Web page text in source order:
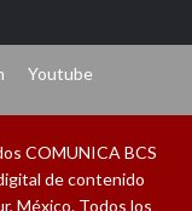
Youtube
COMUNICA BCS
de contenido
México. Todos los